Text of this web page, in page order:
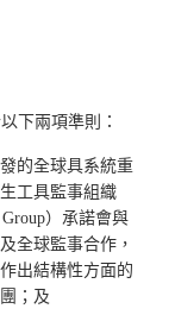
下兩項準則：
的全球具系統重
工具監事組織
Group）承諾會與
全球監事合作，
出結構性方面的
；及